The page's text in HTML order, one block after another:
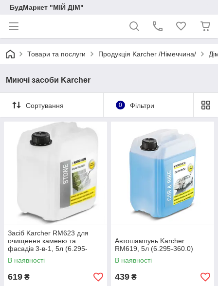
БудМаркет "МІЙ ДІМ"
Товари та послуги Продукція Karcher /Німеччина/
Миючі засоби Karcher
Сортування 0 Фільтри
Засіб Karcher RM623 для
очищення каменю та
фасадів 3-в-1, 5л (6.295-
359.0)
В наявності
619 ₴
Автошампунь Karcher
RM619, 5л (6.295-360.0)
В наявності
439 ₴